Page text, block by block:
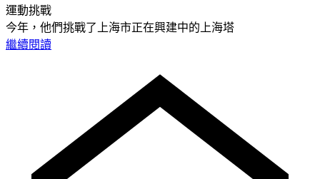
運動挑戰
今年，他們挑戰了上海市正在興建中的上海塔
繼續閱讀